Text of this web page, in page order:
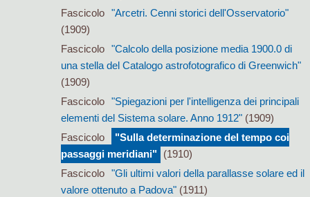
Fascicolo
"Arcetri. Cenni storici dell'Osservatorio"
(1909)
Fascicolo
"Calcolo della posizione media 1900.0 di
una stella del Catalogo astrofotografico di Greenwich"
(1909)
Fascicolo
"Spiegazioni per l'intelligenza dei principali
elementi del Sistema solare. Anno 1912"(1909)
Fascicolo
"Sulla determinazione del tempo coi
passaggi meridiani"
(1910)
Fascicolo
"Gli ultimi valori della parallasse solare ed il
valore ottenuto a Padova"(1911)